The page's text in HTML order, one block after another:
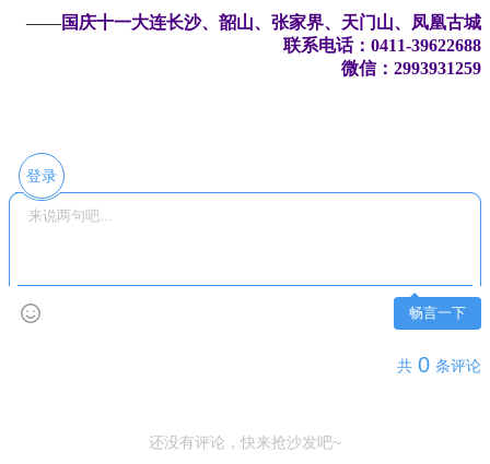
——国庆十一大连长沙、韶山、张家界、天门山、凤凰古城
联系电话：0411-39622688
微信：2993931259
登录
畅言一下
共 0 条评论
还没有评论，快来抢沙发吧~